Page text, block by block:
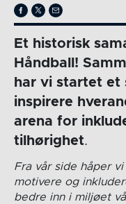
Et historisk
Håndball!
har vi startet et
inspirere
arena for
tilhørighet.
Fra vår side håper
motivere og
bedre inn i miljøet